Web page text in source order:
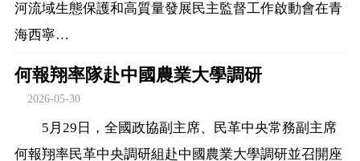
河流域生態保護和高質量發展民主監督工作啟動會在青
海西寧…
何報翔率隊赴中國農業大學調研
2026-05-30
5月29日，全國政協副主席、民革中央常務副主席
何報翔率民革中央調研組赴中國農業大學調研並召開座